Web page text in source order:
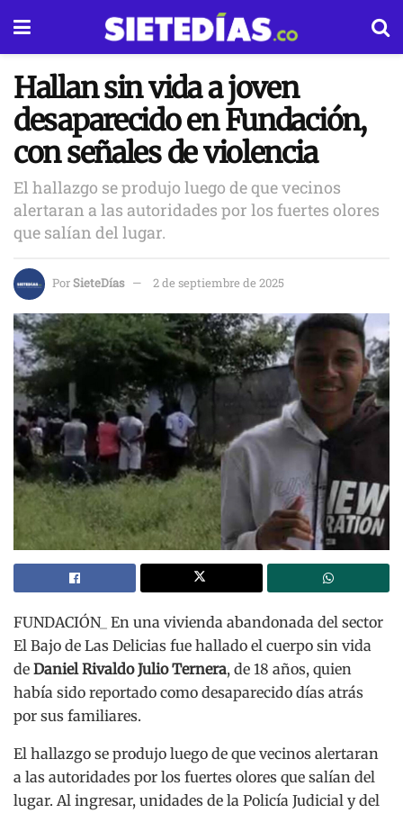
Hallan sin vida a joven
desaparecido en Fundación,
con señales de violencia
El hallazgo se produjo luego de que vecinos
alertaran a las autoridades por los fuertes olores
que salían del lugar.
PorSieteDías 2 de septiembre de 2025
FUNDACIÓN_ En una vivienda abandonada del sector
El Bajo de Las Delicias fue hallado el cuerpo sin vida
de Daniel Rivaldo Julio Ternera, de 18 años, quien
había sido reportado como desaparecido días atrás
por sus familiares.
El hallazgo se produjo luego de que vecinos alertaran
a las autoridades por los fuertes olores que salían del
lugar. Al ingresar, unidades de la Policía Judicial y del